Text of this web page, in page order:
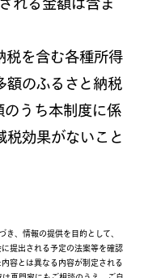
れる金額は含ま
税を含む各種所得
額のふるさと納税
のうち本制度に係
税効果がないこと
き、情報の提供を目的として、
提出される予定の法案等を確認
容とは異なる内容が制定される